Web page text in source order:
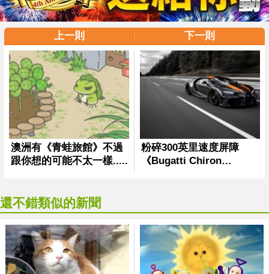
上一則 下一則
還不錯類似的新聞